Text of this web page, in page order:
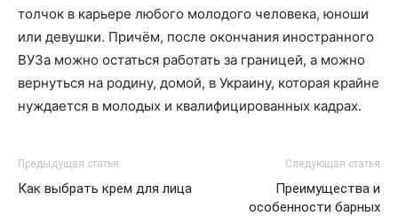
толчок в карьере любого молодого человека, юноши
или девушки. Причём, после окончания иностранного
ВУЗа можно остаться работать за границей, а можно
вернуться на родину, домой, в Украину, которая крайне
нуждается в молодых и квалифицированных кадрах.
Предыдущая статья
Как выбрать крем для лица
Следующая статья
Преимущества и
особенности барных